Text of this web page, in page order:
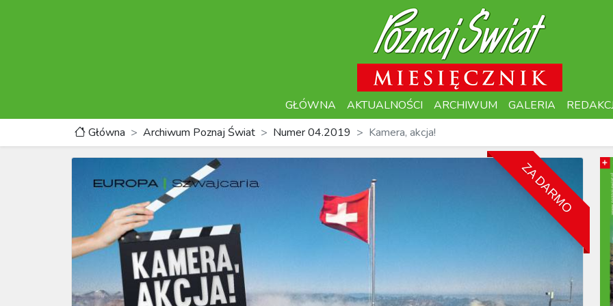
GŁÓWNA AKTUALNOŚCI ARCHIWUM GALERIA
Główna
Archiwum Poznaj Świat Numer 04.2019 Kamera, akcja!
ZA DARMO